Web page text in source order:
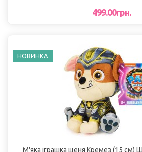
499.00грн.
НОВИНКА
М'яка іграшка щеня Кремез (15 см)